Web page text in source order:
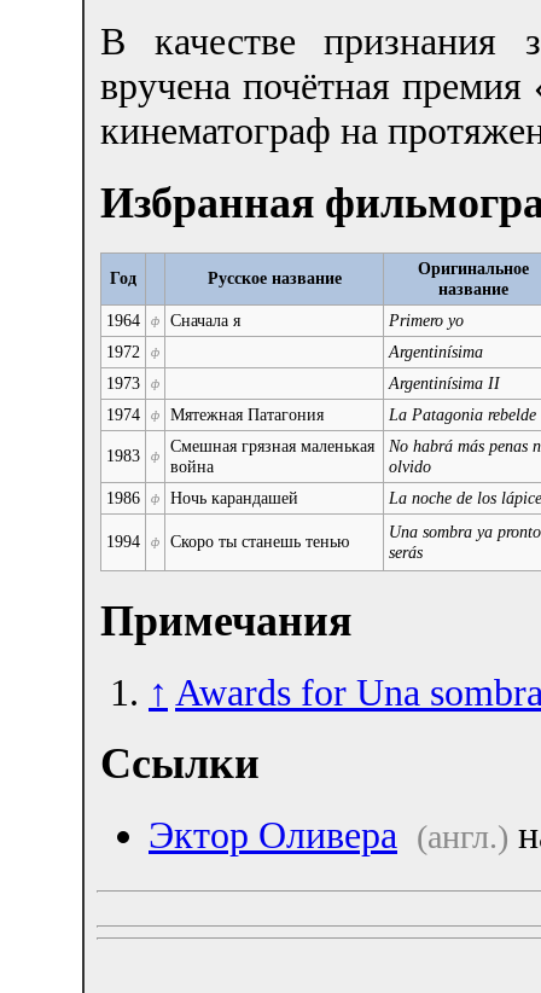
В качестве признания
вручена почётная
кинематограф на
Избранная
Год Русское название
Оригинальное
название
1964
ф Сначала я
Primero yo
1972
ф
Argentinísima
1973
ф
Argentinísima II
1974
ф Мятежная Патагония La Patagonia rebelde
1983 ф
Смешная грязная маленькая
война
No habrá más penas
olvido
1986
ф Ночь карандашей La noche de los
1994 ф Скоро ты станешь тенью
Una sombra ya pronto
serás
Примечания
↑ Awards for Una
Ссылки
Эктор Оливера (англ.)